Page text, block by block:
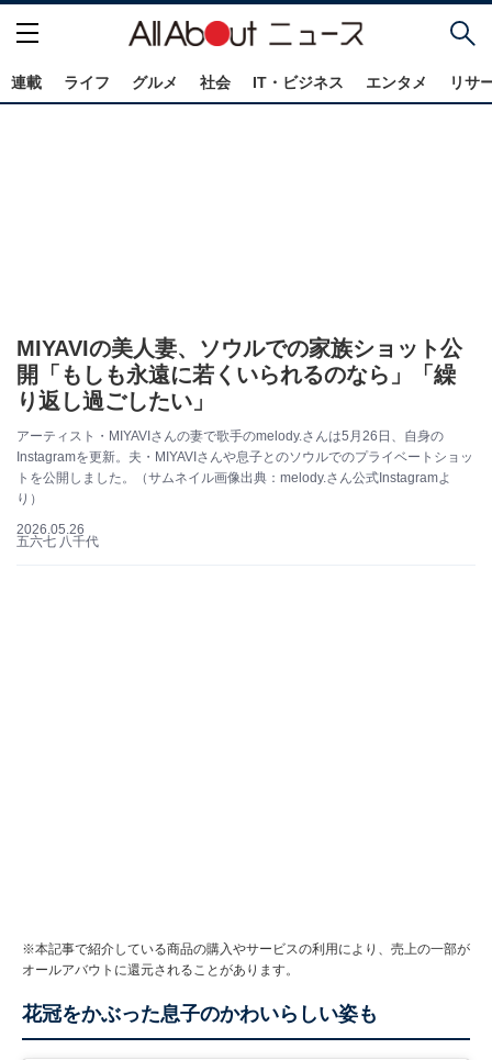
連載 ライフ グルメ 社会 IT・ビジネス エンタメ リサ
MIYAVIの美人妻、ソウルでの家族ショット公
開「もしも永遠に若くいられるのなら」「繰
り返し過ごしたい」
アーティスト・MIYAVIさんの妻で歌手のmelody.さんは5月26日、自身の
Instagramを更新。夫・MIYAVIさんや息子とのソウルでのプライベートショッ
トを公開しました。（サムネイル画像出典：melody.さん公式Instagramよ
り）
2026.05.26
五六七 八千代
※本記事で紹介している商品の購入やサービスの利用により、売上の一部が
オールアバウトに還元されることがあります。
花冠をかぶった息子のかわいらしい姿も